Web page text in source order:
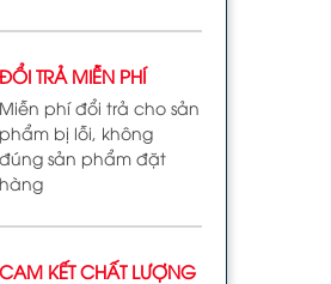
ĐỔI TRẢ MIỄN PHÍ
Miễn phí đổi trả cho sản
phẩm bị lỗi, không
đúng sản phẩm đặt
hàng
CAM KẾT CHẤT LƯỢNG